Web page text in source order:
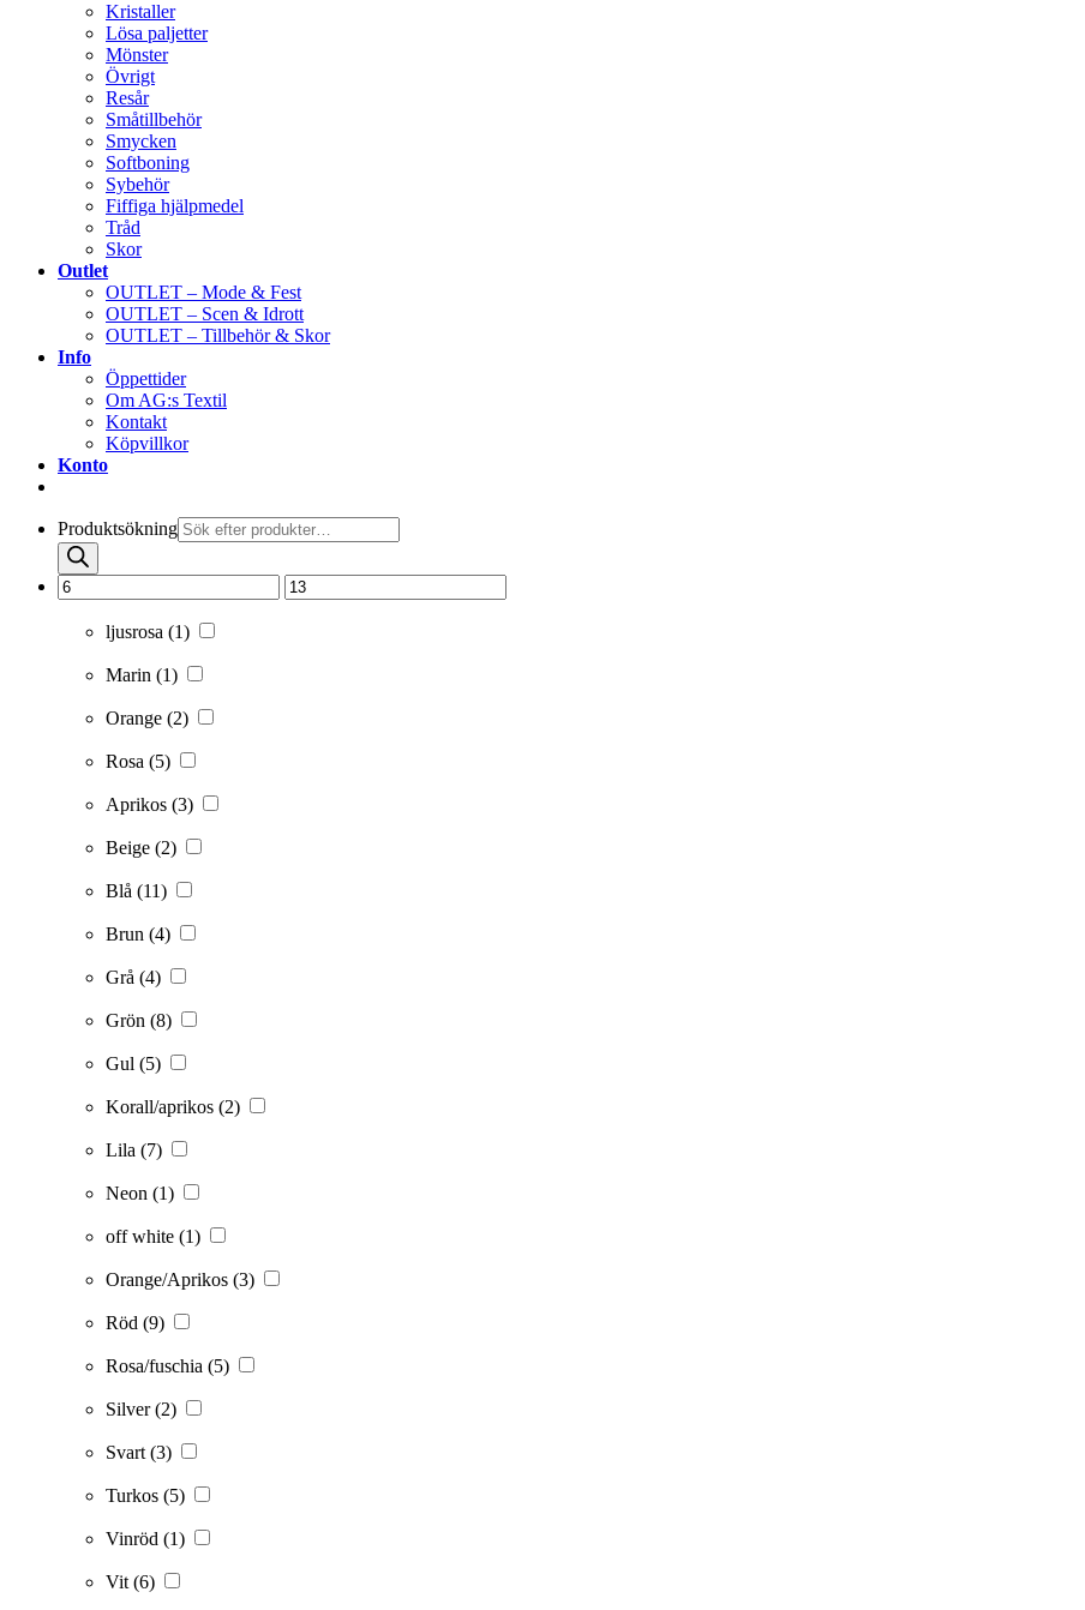
Kristaller
Lösa paljetter
Mönster
Övrigt
Resår
Småtillbehör
Smycken
Softboning
Sybehör
Fiffiga hjälpmedel
Tråd
Skor
Outlet
OUTLET – Mode & Fest
OUTLET – Scen & Idrott
OUTLET – Tillbehör & Skor
Info
Öppettider
Om AG:s Textil
Kontakt
Köpvillkor
Konto
Produktsökning
ljusrosa (1)
Marin (1)
Orange (2)
Rosa (5)
Aprikos (3)
Beige (2)
Blå (11)
Brun (4)
Grå (4)
Grön (8)
Gul (5)
Korall/aprikos (2)
Lila (7)
Neon (1)
off white (1)
Orange/Aprikos (3)
Röd (9)
Rosa/fuschia (5)
Silver(2)
Svart(3)
Turkos (5)
Vinröd (1)
Vit(6)